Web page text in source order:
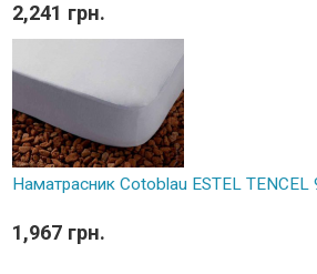
2,241 грн.
Наматрасник Cotoblau ESTEL
1,967 грн.